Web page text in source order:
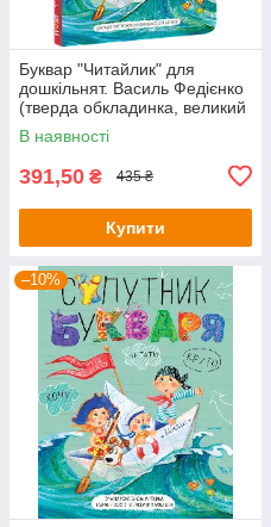
Буквар "Читайлик" для
дошкільнят. Василь Федієнко
(тверда обкладинка, великий
формат)
В наявності
391,50 ₴ 435 ₴
Купити
–10%